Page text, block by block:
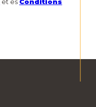
et es Conditions